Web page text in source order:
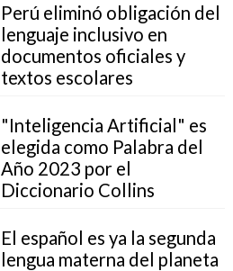
Perú eliminó obligación del
lenguaje inclusivo en
documentos oficiales y
textos escolares
"Inteligencia Artificial" es
elegida como Palabra del
Año 2023 por el
Diccionario Collins
El español es ya la segunda
lengua materna del planeta